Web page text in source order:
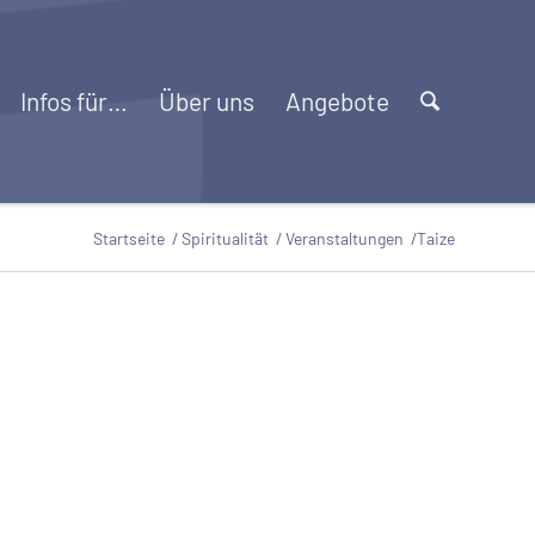
Infos für… Über uns Angebote
Startseite /Spiritualität /Veranstaltungen /Taize